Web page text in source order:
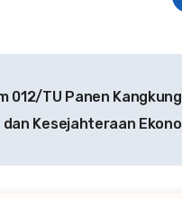
012/TU Panen
dan Kesejahteraan